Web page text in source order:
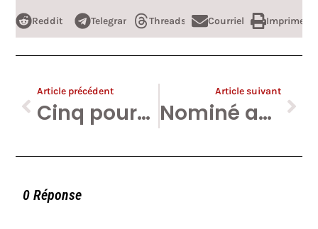
Reddit Telegram Threads Courriel Imprimer
Article précédent
Cinq pourcent des catholiques français favorables à l’État islamique !
Article suivant
Nominé aux Mouches d’Or, mon travail enfin récompensé !
0 Réponse